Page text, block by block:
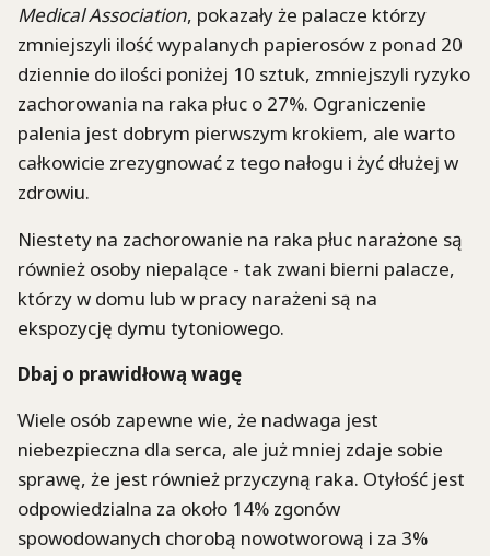
Medical Association, pokazały że palacze którzy
zmniejszyli ilość wypalanych papierosów z ponad 20
dziennie do ilości poniżej 10 sztuk, zmniejszyli ryzyko
zachorowania na raka płuc o 27%. Ograniczenie
palenia jest dobrym pierwszym krokiem, ale warto
całkowicie zrezygnować z tego nałogu i żyć dłużej w
zdrowiu.
Niestety na zachorowanie na raka płuc narażone są
również osoby niepalące - tak zwani bierni palacze,
którzy w domu lub w pracy narażeni są na
ekspozycję dymu tytoniowego.
Dbaj o prawidłową wagę
Wiele osób zapewne wie, że nadwaga jest
niebezpieczna dla serca, ale już mniej zdaje sobie
sprawę, że jest również przyczyną raka. Otyłość jest
odpowiedzialna za około 14% zgonów
spowodowanych chorobą nowotworową i za 3%